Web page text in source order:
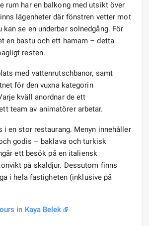
rum har en balkong med utsikt över
lägenheter där fönstren vetter mot
kan se en underbar solnedgång. För
en bastu och ett hamam – detta
resten.
med vattenrutschbanor, samt
för den vuxna kategorin
kväll anordnar de ett
team av animatörer arbetar.
i en stor restaurang. Menyn innehåller
godis – baklava och turkisk
ett besök på en italiensk
på skaldjur. Dessutom finns
i hela fastigheten (inklusive på
in Kaya Belek